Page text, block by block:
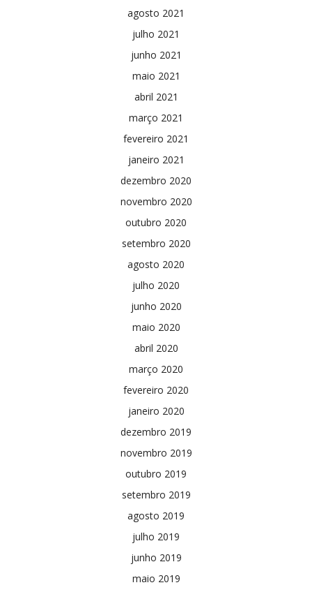
agosto 2021
julho 2021
junho 2021
maio 2021
abril 2021
março 2021
fevereiro 2021
janeiro 2021
dezembro 2020
novembro 2020
outubro 2020
setembro 2020
agosto 2020
julho 2020
junho 2020
maio 2020
abril 2020
março 2020
fevereiro 2020
janeiro 2020
dezembro 2019
novembro 2019
outubro 2019
setembro 2019
agosto 2019
julho 2019
junho 2019
maio 2019